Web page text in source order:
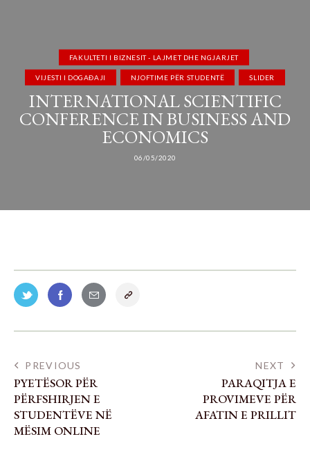
FAKULTETI I BIZNESIT - LAJMET DHE NGJARJET
VIJESTI I DOGAĐAJI NJOFTIME PËR STUDENTË SLIDER
INTERNATIONAL SCIENTIFIC
CONFERENCE IN BUSINESS AND
ECONOMICS
06/05/2020
PREVIOUS
PYETËSOR PËR
PËRFSHIRJEN E
STUDENTËVE NË
MËSIM ONLINE
NEXT
PARAQITJA E
PROVIMEVE PËR
AFATIN E PRILLIT